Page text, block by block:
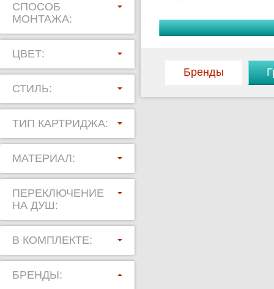
СПОСОБ
МОНТАЖА:
ЦВЕТ:
СТИЛЬ:
ТИП КАРТРИДЖА:
МАТЕРИАЛ:
ПЕРЕКЛЮЧЕНИЕ
НА ДУШ:
В КОМПЛЕКТЕ:
БРЕНДЫ:
Как
Бренды